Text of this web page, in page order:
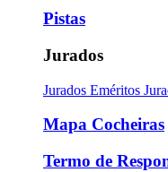
Pistas
Jurados
Jurados Eméritos
Mapa Cocheiras
Termo de